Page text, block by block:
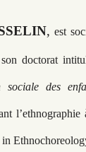
, est
doctorat
sociale des